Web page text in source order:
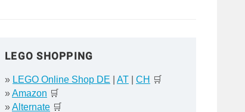
LEGO SHOPPING
» LEGO Online Shop DE AT| CH 🛒
»Amazon 🛒
»Alternate🛒